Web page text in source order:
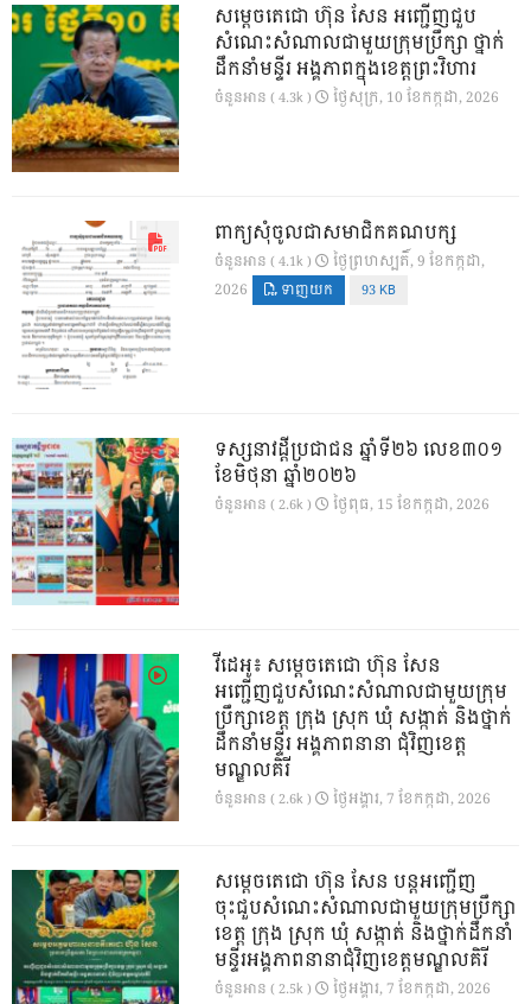
សម្តេចតេជោ ហ៊ុន សែន អញ្ជើញជួប
សំណេះសំណាលជាមួយក្រុមប្រឹក្សា ថ្នាក់
ដឹកនាំមន្ទីរ អង្គភាពក្នុងខេត្តព្រះវិហារ
ចំនួនអាន ( 4.3k ) ថ្ងៃ​សុក្រ, 10 ខែ​កក្កដា, 2026
ពាក្យសុំចូលជាសមាជិកគណបក្ស
ចំនួនអាន ( 4.1k )
ថ្ងៃ​ព្រហស្បតិ៍, 9 ខែ​កក្កដា,
2026
ទាញយក 93 KB
ទស្សនាវដ្ដីប្រជាជន ឆ្នាំទី២៦ លេខ៣០១
ខែមិថុនា ឆ្នាំ២០២៦
ចំនួនអាន ( 2.6k ) ថ្ងៃ​ពុធ, 15 ខែ​កក្កដា, 2026
វីដេអូ៖ សម្តេចតេជោ ហ៊ុន សែន
អញ្ជើញជួបសំណេះសំណាលជាមួយក្រុម
ប្រឹក្សាខេត្ត ក្រុង ស្រុក ឃុំ សង្កាត់ និងថ្នាក់
ដឹកនាំមន្ទីរ អង្គភាពនានា ជុំវិញខេត្ត
មណ្ឌលគិរី
ចំនួនអាន ( 2.6k ) ថ្ងៃ​អង្គារ, 7 ខែ​កក្កដា, 2026
សម្តេចតេជោ ហ៊ុន សែន បន្តអញ្ជើញ
ចុះជួបសំណេះសំណាលជាមួយក្រុមប្រឹក្សា
ខេត្ត ក្រុង ស្រុក ឃុំ សង្កាត់ និងថ្នាក់ដឹកនាំ
មន្ទីរអង្គភាពនានាជុំវិញខេត្តមណ្ឌលគិរី
ចំនួនអាន ( 2.5k ) ថ្ងៃ​អង្គារ, 7 ខែ​កក្កដា, 2026